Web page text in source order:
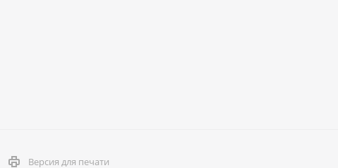
Версия для печати